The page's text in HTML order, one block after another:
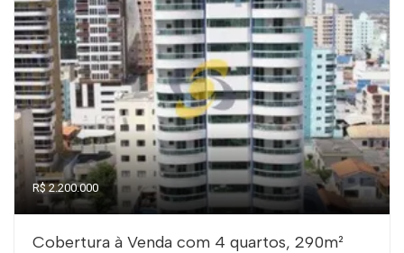
R$ 2.200.000
Cobertura à Venda com 4 quartos, 290m²